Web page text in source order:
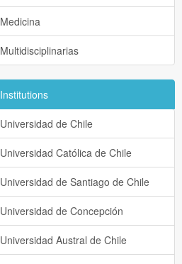
Medicina
Multidisciplinarias
Institutions
Universidad de Chile
Universidad Católica de Chile
Universidad de Santiago de Chile
Universidad de Concepción
Universidad Austral de Chile